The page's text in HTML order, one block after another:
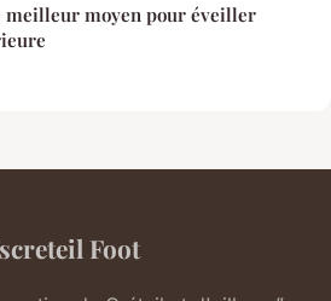
meilleur moyen pour éveiller
Foot